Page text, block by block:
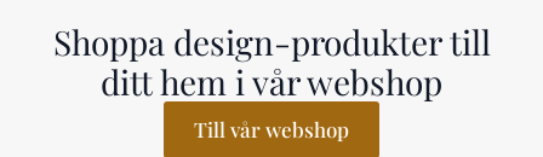
Shoppa design-produkter till
ditt hem i vår webshop
Till vår webshop